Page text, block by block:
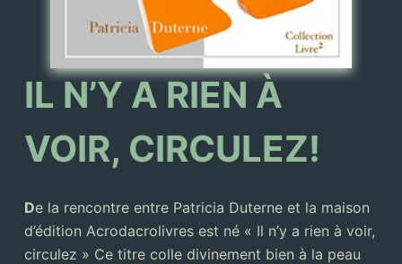
IL N’Y A RIEN À
VOIR, CIRCULEZ!
De la rencontre entre Patricia Duterne et la maison
d’édition Acrodacrolivres est né « Il n’y a rien à voir,
circulez » Ce titre colle divinement bien à la peau